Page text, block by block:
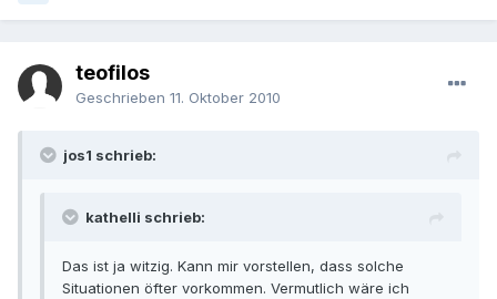
teofilos
Geschrieben 11. Oktober 2010
jos1 schrieb:
kathelli schrieb:
Das ist ja witzig. Kann mir vorstellen, dass solche
Situationen öfter vorkommen. Vermutlich wäre ich